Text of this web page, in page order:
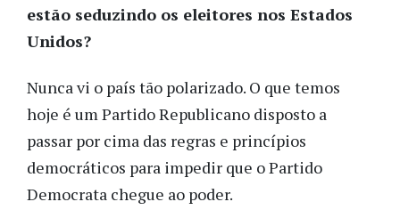
estão seduzindo os eleitores nos Estados
Unidos?
Nunca vi o país tão polarizado. O que temos
hoje é um Partido Republicano disposto a
passar por cima das regras e princípios
democráticos para impedir que o Partido
Democrata chegue ao poder.